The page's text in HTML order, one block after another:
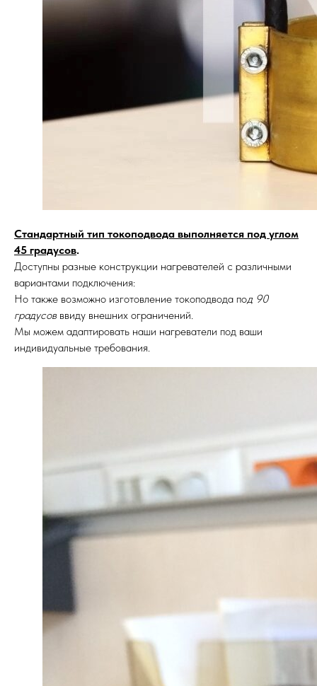
Стандартный тип токоподвода выполняется под углом
45 градусов.
Доступны разные конструкции нагревателей с различными
вариантами подключения:
Но также возможно изготовление токоподвода под 90
градусов ввиду внешних ограничений.
Мы можем адаптировать наши нагреватели под ваши
индивидуальные требования.